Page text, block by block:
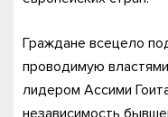
Граждане всецело
проводимую
лидером Ассими
независимость